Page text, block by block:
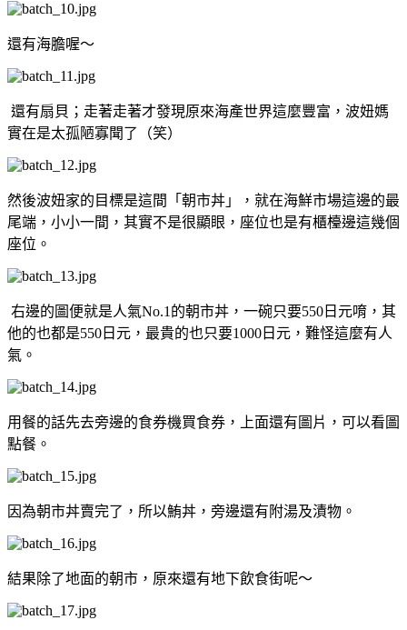
還有海膽喔～
還有扇貝；走著走著才發現原來海產世界這麼豐富，波妞媽
實在是太孤陋寡聞了（笑）
然後波妞家的目標是這間「朝市丼」，就在海鮮市場這邊的最
尾端，小小一間，其實不是很顯眼，座位也是有櫃檯邊這幾個
座位。
右邊的圖便就是人氣No.1的朝市丼，一碗只要550日元唷，其
他的也都是550日元，最貴的也只要1000日元，難怪這麼有人
氣。
用餐的話先去旁邊的食券機買食券，上面還有圖片，可以看圖
點餐。
因為朝市丼賣完了，所以鮪丼，旁邊還有附湯及漬物。
結果除了地面的朝市，原來還有地下飲食街呢～